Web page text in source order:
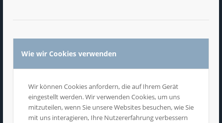
Wie wir Cookies verwenden
Wir können Cookies anfordern, die auf Ihrem Gerät
eingestellt werden. Wir verwenden Cookies, um uns
mitzuteilen, wenn Sie unsere Websites besuchen, wie Sie
mit uns interagieren, Ihre Nutzererfahrung verbessern